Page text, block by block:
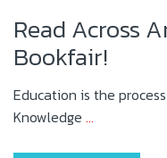
Read Across
Bookfair!
Education is the
Knowledge …